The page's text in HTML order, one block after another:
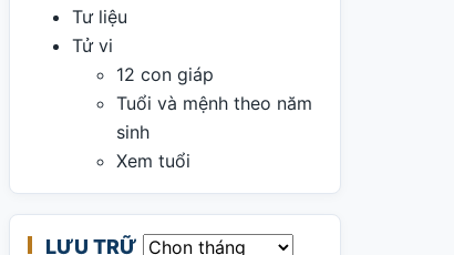
Tư liệu
Tử vi
12 con giáp
Tuổi và mệnh theo năm
sinh
Xem tuổi
LƯU TRỮ Lưu trữ